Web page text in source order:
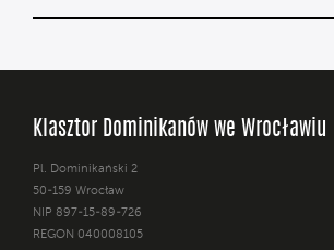
Klasztor Dominikanów we Wrocławiu
Pl. Dominikański 2
50-159 Wrocław
NIP 897-15-89-726
REGON 040008105